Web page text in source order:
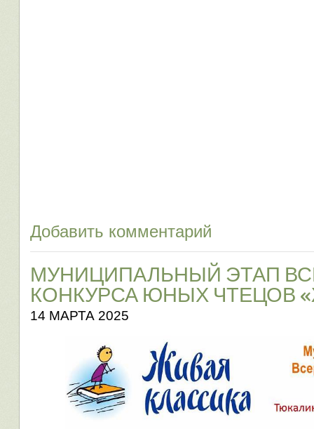
Добавить комментарий
МУНИЦИПАЛЬНЫЙ ЭТАП
КОНКУРСА ЮНЫХ ЧТЕЦОВ
14 МАРТА 2025